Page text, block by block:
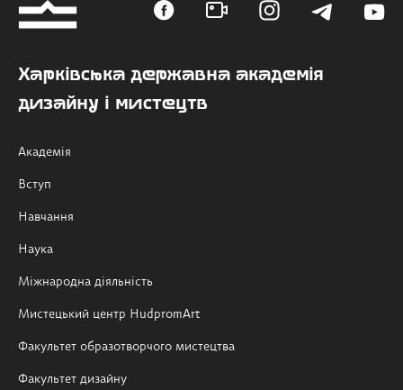
Харківська державна академія
дизайну і мистецтв
Академія
Вступ
Навчання
Наука
Міжнародна діяльність
Мистецький центр HudpromArt
Факультет образотворчого мистецтва
Факультет дизайну